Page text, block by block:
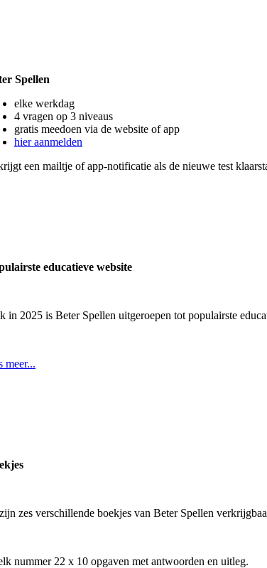
Spellen
elke werkdag
4 vragen op 3 niveaus
gratis meedoen via de website of app
hier aanmelden
een mailtje of app-notificatie als de nieuwe test
educatieve website
in 2025 is Beter Spellen uitgeroepen tot populairste
meer...
zes verschillende boekjes van Beter Spellen
nummer 22 x 10 opgaven met antwoorden en uitleg.